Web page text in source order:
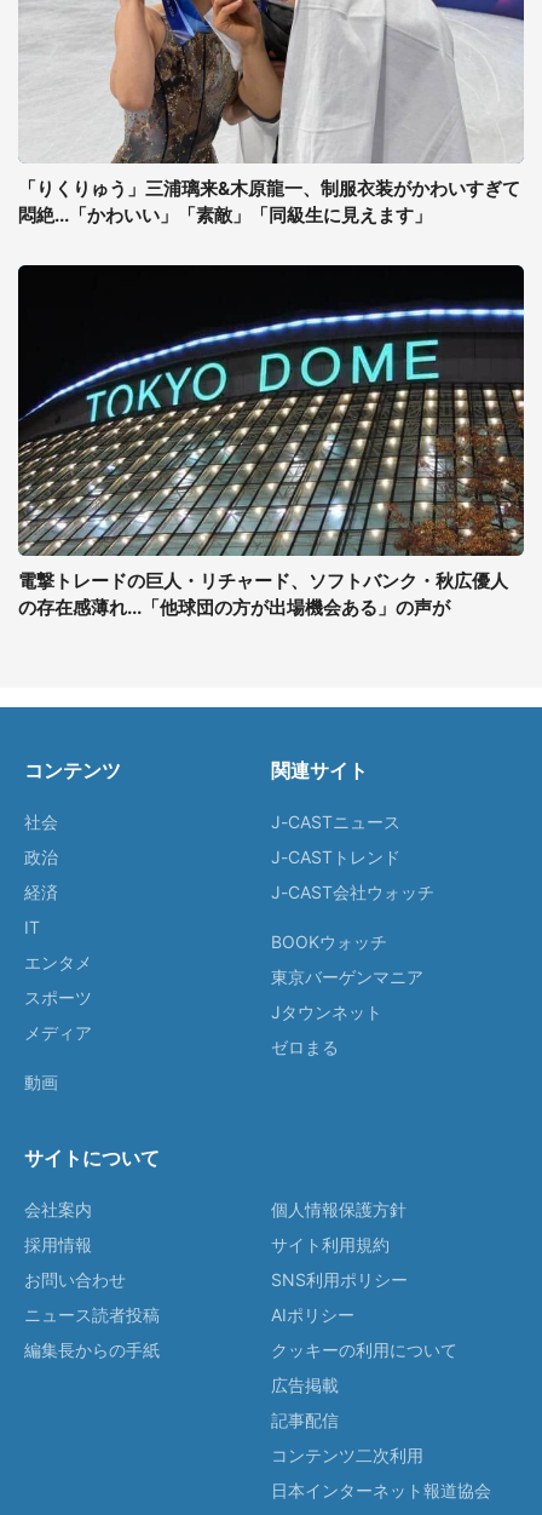
「りくりゅう」三浦璃来&木原龍一、制服衣装がかわいすぎて
悶絶...「かわいい」「素敵」「同級生に見えます」
電撃トレードの巨人・リチャード、ソフトバンク・秋広優人
の存在感薄れ...「他球団の方が出場機会ある」の声が
コンテンツ
社会
政治
経済
IT
エンタメ
スポーツ
メディア
動画
関連サイト
J-CASTニュース
J-CASTトレンド
J-CAST会社ウォッチ
BOOKウォッチ
東京バーゲンマニア
Jタウンネット
ゼロまる
サイトについて
会社案内
採用情報
お問い合わせ
ニュース読者投稿
編集長からの手紙
個人情報保護方針
サイト利用規約
SNS利用ポリシー
AIポリシー
クッキーの利用について
広告掲載
記事配信
コンテンツ二次利用
日本インターネット報道協会